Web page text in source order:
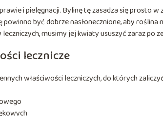
i pielęgnacji. Bylinę tę zasadza się prosto
być dobrze nasłonecznione, aby
musimy jej kwiaty ususzyć zaraz po
lecznicze
właściwości leczniczych, do których